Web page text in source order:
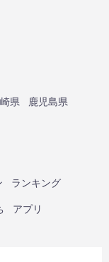
県
鹿児島県
ランキング
アプリ